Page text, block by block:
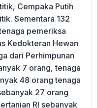
Cempaka Putih
Sementara 132
pemeriksa
Kedokteran Hewan
dari Perhimpunan
7 orang, tenaga
48 orang tenaga
27 orang
RI sebanyak